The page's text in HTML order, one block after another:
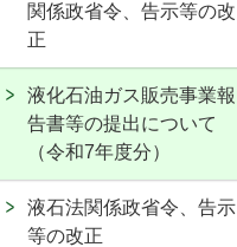
関係政省令、告示等の改
正
液化石油ガス販売事業報
告書等の提出について
（令和7年度分）
液石法関係政省令、告示
等の改正